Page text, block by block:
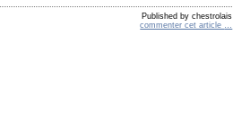
Published by chestrolais
commenter cet article